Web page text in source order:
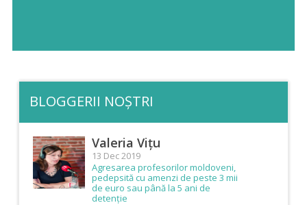
BLOGGERII NOȘTRI
Valeria Vițu
13 Dec 2019
Agresarea profesorilor moldoveni,
pedepsită cu amenzi de peste 3 mii
de euro sau până la 5 ani de
detenție